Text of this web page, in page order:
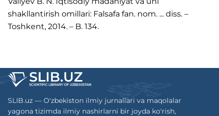
shakllantirish omillari: Falsafa fan. nom. ... diss. –
Toshkent, 2014. – B. 134.
SLIB.uz — O'zbekiston ilmiy jurnallari va maqolalar
yagona tizimda ilmiy nashirlarni bir joyda ko'rish,